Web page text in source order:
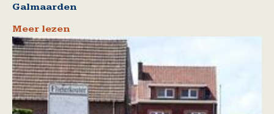
Galmaarden
Meer lezen